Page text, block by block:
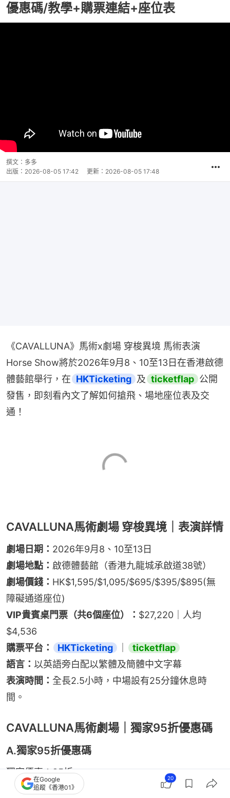
優惠碼/教學+購票連結+座位表
撰文： 多多
出版： 2026-08-05 17:42 更新： 2026-08-05 17:48
《CAVALLUNA》馬術x劇場 穿梭異境 馬術表演
Horse Show將於2026年9月8、10至13日在香港啟德
體藝館舉行，在 HKTicketing 及 ticketflap 公開
發售，即刻看內文了解如何搶飛、場地座位表及交
通！
CAVALLUNA馬術劇場 穿梭異境｜表演詳情
劇場日期： 2026年9月8、10至13日
劇場地點： 啟德體藝館​（香港九龍城承啟道38號）
劇場價錢： HK$1,595/$1,095/$695/$395/$895(無
障礙通道座位)
VIP貴賓桌門票（共6個座位）： $27,220｜人均
$4,536
購票平台：
HKTicketing
ticketflap
語言： 以英語旁白配以繁體及簡體中文字幕
表演時間： 全長2.5小時，中場設有25分鐘休息時
間。
CAVALLUNA馬術劇場｜獨家95折優惠碼
A.獨家95折優惠碼
獨家優惠：95折
獨家優惠碼：HK0105
在Google
追蹤《香港01》
20